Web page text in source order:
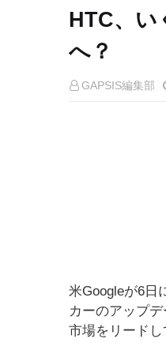
HTC、い
へ？
GAPSIS編集部
米Googleが6日
カーのアップ
市場をリードし